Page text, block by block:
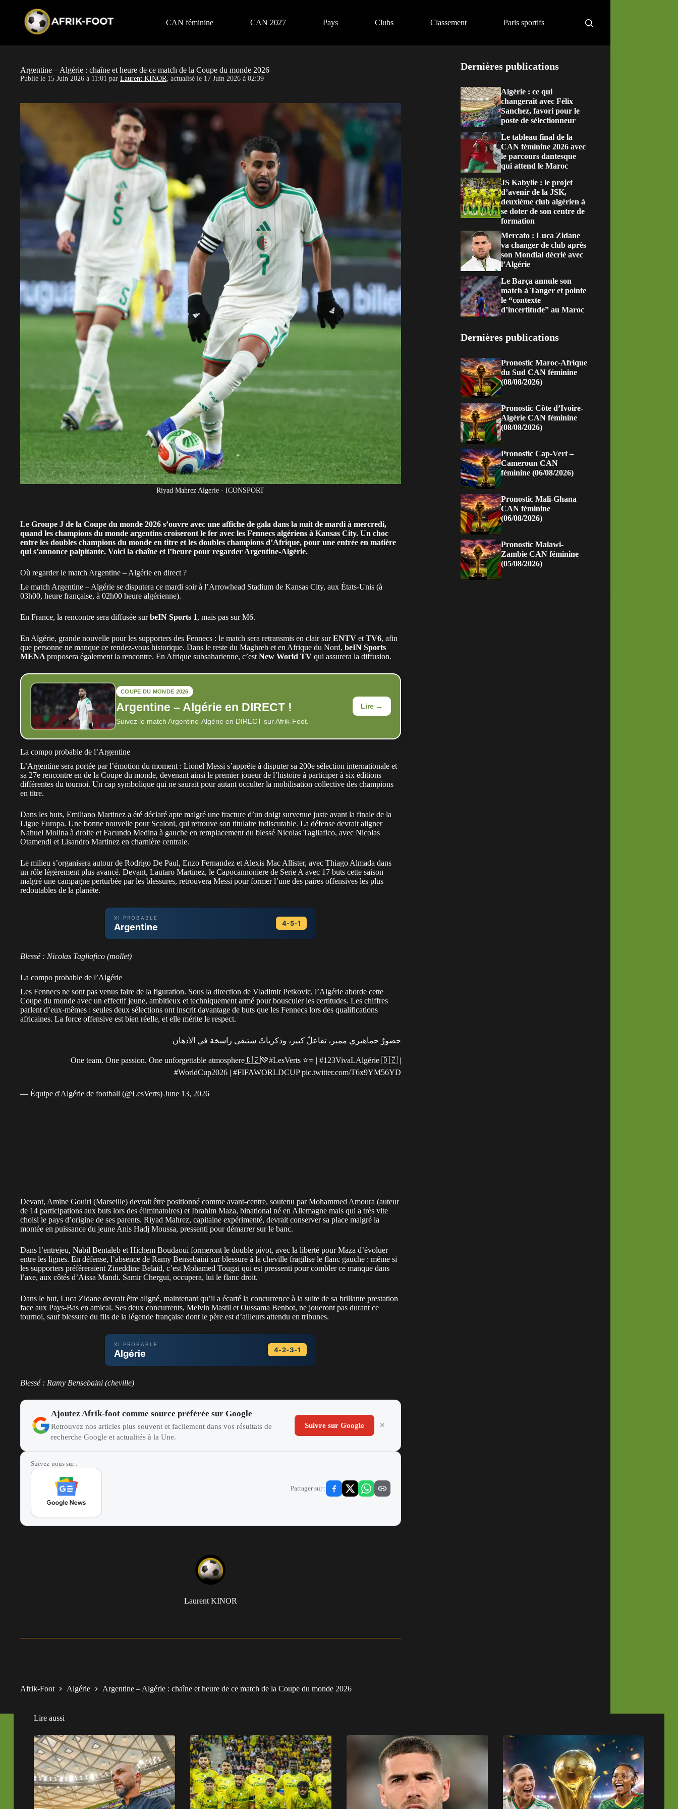
CAN féminine CAN 2027 Pays Clubs Classement Paris sportifs
Argentine – Algérie : chaîne et heure de ce match de la Coupe du monde 2026
Publié le 15 Juin 2026 à 11:01 par Laurent KINOR, actualisé le 17 Juin 2026 à 02:39
Riyad Mahrez Algerie - ICONSPORT
Le Groupe J de la Coupe du monde 2026 s’ouvre avec une affiche de gala dans la nuit de mardi à mercredi,
quand les champions du monde argentins croiseront le fer avec les Fennecs algériens à Kansas City. Un choc
entre les doubles champions du monde en titre et les doubles champions d’Afrique, pour une entrée en matière
qui s’annonce palpitante. Voici la chaîne et l’heure pour regarder Argentine-Algérie.
Où regarder le match Argentine – Algérie en direct ?
Le match Argentine – Algérie se disputera ce mardi soir à l’Arrowhead Stadium de Kansas City, aux États-Unis (à
03h00, heure française, à 02h00 heure algérienne).
En France, la rencontre sera diffusée surbeIN Sports 1, mais pas sur M6.
En Algérie, grande nouvelle pour les supporters des Fennecs : le match sera retransmis en clair surENTV et TV6, afin
que personne ne manque ce rendez-vous historique. Dans le reste du Maghreb et en Afrique du Nord, beIN Sports
MENA proposera également la rencontre. En Afrique subsaharienne, c’est New World TV qui assurera la diffusion.
COUPE DU MONDE 2026
Argentine – Algérie en DIRECT !
Suivez le match Argentine-Algérie en DIRECT sur Afrik-Foot.
Lire →
La compo probable de l’Argentine
L’Argentine sera portée par l’émotion du moment : Lionel Messi s’apprête à disputer sa 200e sélection internationale et
sa 27e rencontre en de la Coupe du monde, devenant ainsi le premier joueur de l’histoire à participer à six éditions
différentes du tournoi. Un cap symbolique qui ne saurait pour autant occulter la mobilisation collective des champions
en titre.
Dans les buts, Emiliano Martinez a été déclaré apte malgré une fracture d’un doigt survenue juste avant la finale de la
Ligue Europa. Une bonne nouvelle pour Scaloni, qui retrouve son titulaire indiscutable. La défense devrait aligner
Nahuel Molina à droite et Facundo Medina à gauche en remplacement du blessé Nicolas Tagliafico, avec Nicolas
Otamendi et Lisandro Martinez en charnière centrale.
Le milieu s’organisera autour de Rodrigo De Paul, Enzo Fernandez et Alexis Mac Allister, avec Thiago Almada dans
un rôle légèrement plus avancé. Devant, Lautaro Martinez, le Capocannoniere de Serie A avec 17 buts cette saison
malgré une campagne perturbée par les blessures, retrouvera Messi pour former l’une des paires offensives les plus
redoutables de la planète.
XI PROBABLE
Argentine 4-5-1
Lisandro
E. Martinez
LB
Medina
CB
Lisandro Martinez
RB
LM
Fernandez
RM
De Paul
ST
Lautaro
Blessé : Nicolas Tagliafico (mollet)
La compo probable de l’Algérie
Les Fennecs ne sont pas venus faire de la figuration. Sous la direction de Vladimir Petkovic, l’Algérie aborde cette
Coupe du monde avec un effectif jeune, ambitieux et techniquement armé pour bousculer les certitudes. Les chiffres
parlent d’eux-mêmes : seules deux sélections ont inscrit davantage de buts que les Fennecs lors des qualifications
africaines. La force offensive est bien réelle, et elle mérite le respect.
حضورٌ جماهيري مميز، تفاعلٌ كبير، وذكرياتٌ ستبقى راسخة في الأذهان
One team. One passion. One unforgettable atmosphere🇩🇿💚#LesVerts⭐️⭐️ | #123VivaLAlgérie🇩🇿 |
#WorldCup2026| #FIFAWORLDCUP pic.twitter.com/T6x9YM56YD
— Équipe d'Algérie de football (@LesVerts) June 13, 2026
Devant, Amine Gouiri (Marseille) devrait être positionné comme avant-centre, soutenu par Mohammed Amoura (auteur
de 14 participations aux buts lors des éliminatoires) et Ibrahim Maza, binational né en Allemagne mais qui a très vite
choisi le pays d’origine de ses parents. Riyad Mahrez, capitaine expérimenté, devrait conserver sa place malgré la
montée en puissance du jeune Anis Hadj Moussa, pressenti pour démarrer sur le banc.
Dans l’entrejeu, Nabil Bentaleb et Hichem Boudaoui formeront le double pivot, avec la liberté pour Maza d’évoluer
entre les lignes. En défense, l’absence de Ramy Bensebaini sur blessure à la cheville fragilise le flanc gauche : même si
les supporters préféreraient Zineddine Belaid, c’est Mohamed Tougai qui est pressenti pour combler ce manque dans
l’axe, aux côtés d’Aissa Mandi. Samir Chergui, occupera, lui le flanc droit.
Dans le but, Luca Zidane devrait être aligné, maintenant qu’il a écarté la concurrence à la suite de sa brillante prestation
face aux Pays-Bas en amical. Ses deux concurrents, Melvin Mastil et Oussama Benbot, ne joueront pas durant ce
tournoi, sauf blessure du fils de la légende française dont le père est d’ailleurs attendu en tribunes.
XI PROBABLE
Algérie 4-2-3-1
Zidane
LB
Ait-Nouri
CB
Gouiri
Blessé : Ramy Bensebaini (cheville)
Ajoutez Afrik-foot comme source préférée sur Google
Retrouvez nos articles plus souvent et facilement dans vos résultats de
recherche Google et actualités à la Une.
Suivre sur Google
Suivez-nous sur :
Partager sur :
Laurent KINOR
Dernières publications
Algérie : ce qui
changerait avec Félix
Sanchez, favori pour le
poste de sélectionneur
Le tableau final de la
CAN féminine 2026 avec
le parcours dantesque
qui attend le Maroc
JS Kabylie : le projet
d’avenir de la JSK,
deuxième club algérien à
se doter de son centre de
formation
Mercato : Luca Zidane
va changer de club après
son Mondial décrié avec
l’Algérie
Le Barça annule son
match à Tanger et pointe
le “contexte
d’incertitude” au Maroc
Dernières publications
Pronostic Maroc-Afrique
du Sud CAN féminine
(08/08/2026)
Pronostic Côte d’Ivoire-
Algérie CAN féminine
(08/08/2026)
Pronostic Cap-Vert –
Cameroun CAN
féminine (06/08/2026)
Pronostic Mali-Ghana
CAN féminine
(06/08/2026)
Pronostic Malawi-
Zambie CAN féminine
(05/08/2026)
Afrik-Foot Algérie Argentine – Algérie : chaîne et heure de ce match de la Coupe du monde 2026
Lire aussi